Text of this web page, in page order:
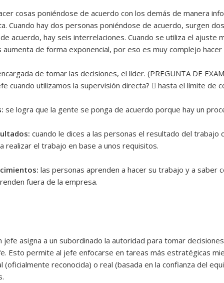
cosas poniéndose de acuerdo con los demás de manera
Cuando hay dos personas poniéndose de acuerdo, surgen
acuerdo, hay seis interrelaciones. Cuando se utiliza el ajuste
de forma exponencial, por eso es muy complejo
de tomar las decisiones, el líder. (PREGUNTA DE
cuando utilizamos la supervisión directa?  hasta el límite de
se logra que la gente se ponga de acuerdo porque hay un
cuando le dices a las personas el resultado del
realizar el trabajo en base a unos requisitos.
las personas aprenden a hacer su trabajo y a saber
fuera de la empresa.
jefe asigna a un subordinado la autoridad para tomar
Esto permite al jefe enfocarse en tareas más estratégicas
reconocida) o real (basada en la confianza del